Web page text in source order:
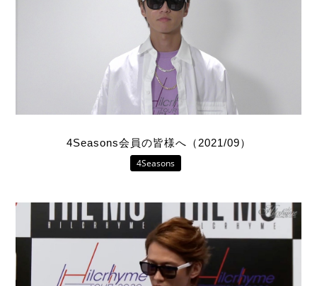
4Seasons会員の皆様へ（2021/09）
4Seasons